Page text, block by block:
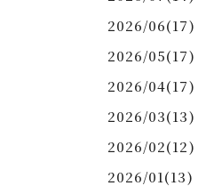
2026/06(17)
2026/05(17)
2026/04(17)
2026/03(13)
2026/02(12)
2026/01(13)